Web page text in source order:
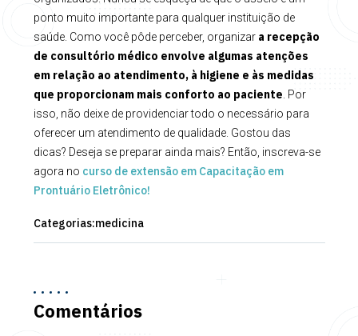
ponto muito importante para qualquer instituição de
saúde. Como você pôde perceber, organizar a recepção
de consultório médico envolve algumas atenções
em relação ao atendimento, à higiene e às medidas
que proporcionam mais conforto ao paciente . Por
isso, não deixe de providenciar todo o necessário para
oferecer um atendimento de qualidade. Gostou das
dicas? Deseja se preparar ainda mais? Então, inscreva-se
agora no curso de extensão em Capacitação em
Prontuário Eletrônico!
Categorias:medicina
Comentários